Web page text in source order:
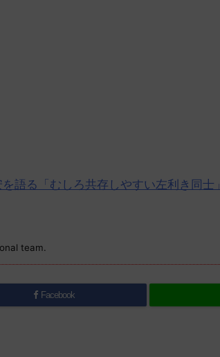
語る「むしろ共存しやすい左利き同士」
team.
Facebook